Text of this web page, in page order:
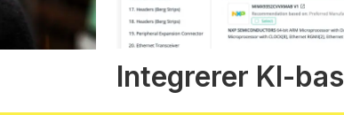
Integrerer KI-